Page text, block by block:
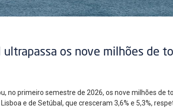
ultrapassa os nove milhões de
no primeiro semestre de 2026, os nove milhões
e de Setúbal, que cresceram 3,6% e 5,3%,